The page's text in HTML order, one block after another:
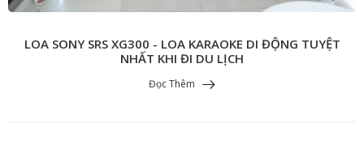
LOA SONY SRS XG300 - LOA KARAOKE DI ĐỘNG TUYỆT
NHẤT KHI ĐI DU LỊCH
Đọc Thêm